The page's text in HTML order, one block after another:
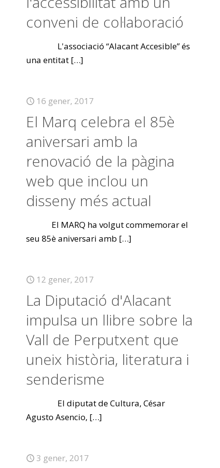
conveni de col·laboració
L'associació “Alacant Accesible” és
una entitat […]
16 gener, 2017
El Marq celebra el 85è
aniversari amb la
renovació de la pàgina
web que inclou un
disseny més actual
El MARQ ha volgut commemorar el
seu 85è aniversari amb […]
12 gener, 2017
La Diputació d'Alacant
impulsa un llibre sobre la
Vall de Perputxent que
uneix història, literatura i
senderisme
El diputat de Cultura, César
Agusto Asencio, […]
3 gener, 2017